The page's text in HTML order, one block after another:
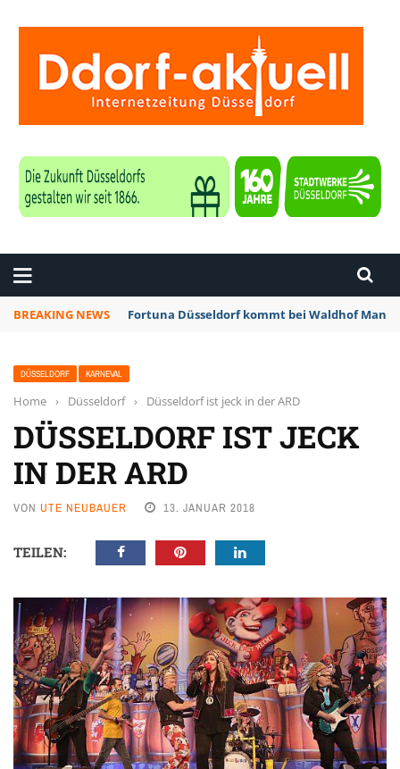
BREAKING NEWS Fortuna Düsseldorf kommt bei Waldhof
DÜSSELDORF KARNEVAL
Home › Düsseldorf › Düsseldorf ist jeck in der ARD
DÜSSELDORF IST JECK
IN DER ARD
VON UTE NEUBAUER 13. JANUAR 2018
TEILEN: